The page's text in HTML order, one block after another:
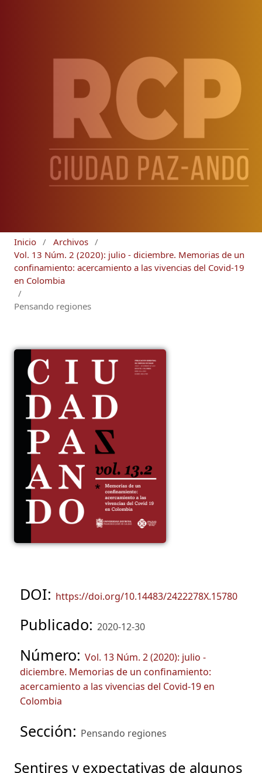
Inicio / Archivos /
Vol. 13 Núm. 2 (2020): julio - diciembre. Memorias de un
confinamiento: acercamiento a las vivencias del Covid-19
en Colombia
/
Pensando regiones
DOI: https://doi.org/10.14483/2422278X.15780
Publicado: 2020-12-30
Número: Vol. 13 Núm. 2 (2020): julio -
diciembre. Memorias de un confinamiento:
acercamiento a las vivencias del Covid-19 en
Colombia
Sección: Pensando regiones
Sentires y expectativas de algunos